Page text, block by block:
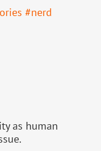
#nerd
as human